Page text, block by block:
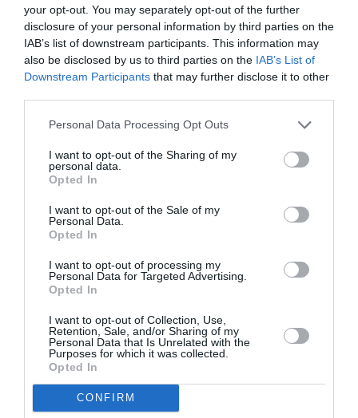
your opt-out. You may separately opt-out of the further
disclosure of your personal information by third parties on the
IAB’s list of downstream participants. This information may
also be disclosed by us to third parties on the IAB’s List of
Downstream Participants that may further disclose it to other
Personal Data Processing Opt Outs
I want to opt-out of the Sharing of my
personal data.
Opted In
I want to opt-out of the Sale of my
Personal Data.
Opted In
I want to opt-out of processing my
Personal Data for Targeted Advertising.
Opted In
I want to opt-out of Collection, Use,
Retention, Sale, and/or Sharing of my
Personal Data that Is Unrelated with the
Purposes for which it was collected.
Opted In
CONFIRM
ATTUALITÀ
Cagliari, smantellata rete accusata di
Tratta e grave sfruttamento, 36 milioni per